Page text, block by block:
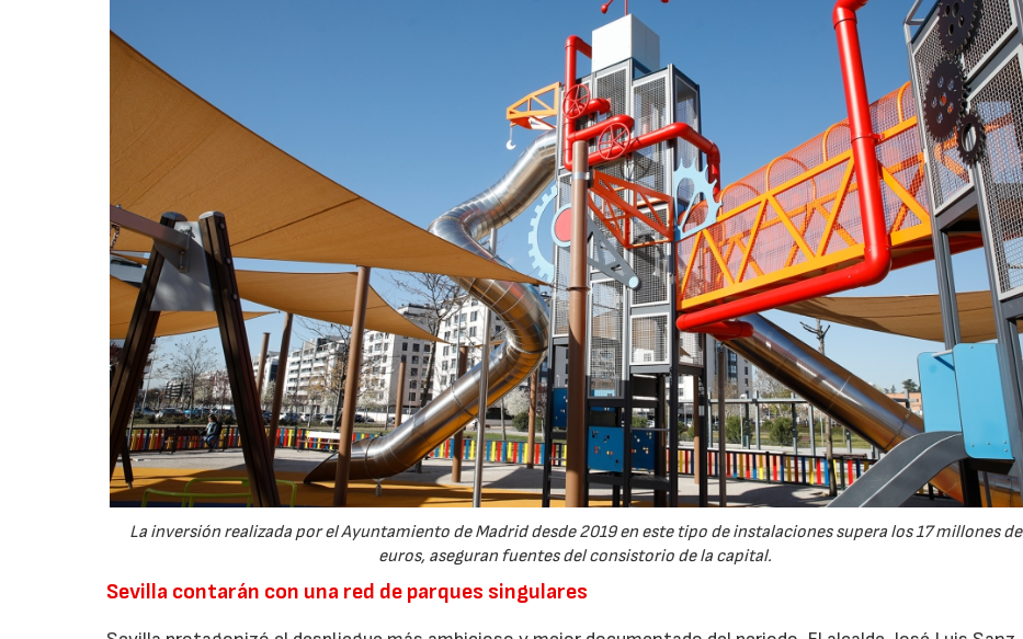
La inversión realizada por el Ayuntamiento de Madrid desde 2019 en este tipo de instalaciones supera los 17 millones de
euros, aseguran fuentes del consistorio de la capital.
Sevilla contarán con una red de parques singulares